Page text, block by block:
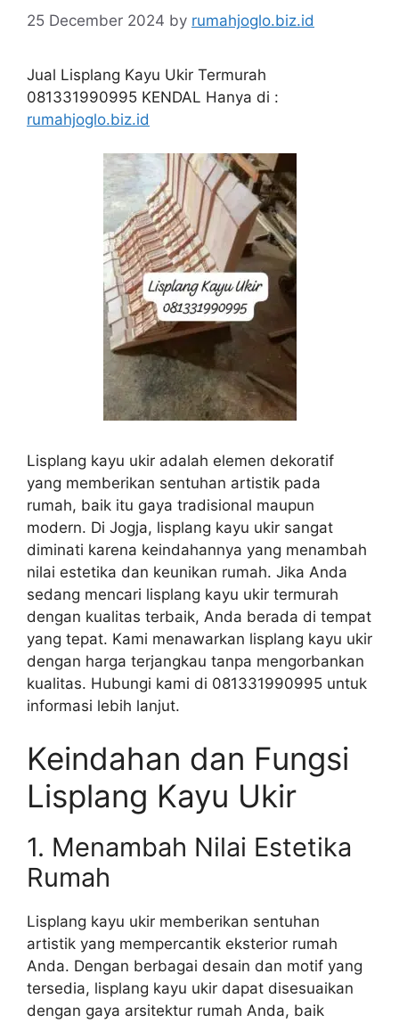
25 December 2024 by rumahjoglo.biz.id
Jual Lisplang Kayu Ukir Termurah
081331990995 KENDAL Hanya di :
rumahjoglo.biz.id
Lisplang kayu ukir adalah elemen dekoratif
yang memberikan sentuhan artistik pada
rumah, baik itu gaya tradisional maupun
modern. Di Jogja, lisplang kayu ukir sangat
diminati karena keindahannya yang menambah
nilai estetika dan keunikan rumah. Jika Anda
sedang mencari lisplang kayu ukir termurah
dengan kualitas terbaik, Anda berada di tempat
yang tepat. Kami menawarkan lisplang kayu ukir
dengan harga terjangkau tanpa mengorbankan
kualitas. Hubungi kami di 081331990995 untuk
informasi lebih lanjut.
Keindahan dan Fungsi
Lisplang Kayu Ukir
1. Menambah Nilai Estetika
Rumah
Lisplang kayu ukir memberikan sentuhan
artistik yang mempercantik eksterior rumah
Anda. Dengan berbagai desain dan motif yang
tersedia, lisplang kayu ukir dapat disesuaikan
dengan gaya arsitektur rumah Anda, baik